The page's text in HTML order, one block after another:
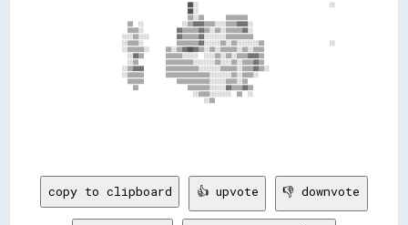
                                          ██░░                                                ░░
                                          ██░░
                                          ▒▒░░▒▒        ▒▒▒▒▒▒▒▒
                    ▒▒  ░░              ░░▒▒▓▓▓▓▒▒▒▒░░░░▒▒▒▒▓▓▓▓░░
                    ▒▒▒▒░░            ▓▓▒▒▒▒▒▒▓▓▒▒░░▒▒░░▒▒▒▒▒▒▓▓░░
                  ░░░░▒▒░░░░          ▓▓▒▒▒▒▒▒▓▓░░░░░░░░▒▒▒▒▒▒▒▒▒▒
                  ░░▒▒▒▒░░            ▒▒▒▒▒▒▒▒▓▓░░░░░░▒▒░░▒▒░░░░░░░░▒▒                        ░░
                  ░░▒▒▒▒▒▒░░      ▒▒░░▒▒▓▓██▓▓▒▒░░▒▒░░▒▒▒▒▒▒░░▒▒░░▒▒▒▒
                    ░░▓▓▒▒        ▒▒▒▒▒▒░░░░░░  ░░░░▒▒░░▒▒░░▒▒▒▒▓▓▓▓▒▒
                    ░░▒▒          ▒▒▒▒▒▒▒▒▒▒░░░░░░░░▒▒░░░░▒▒░░▒▒▒▒▓▓▒▒
                  ░░▒▒▓▓▓▓        ▒▒▒▒▒▒▒▒▒▒▒▒░░░░░░░░▒▒▒▒▒▒░░▒▒▒▒▓▓▒▒░░
                  ░░▒▒▒▒▒▒        ▒▒▒▒▒▒▒▒▒▒▒▒▒▒▒▒░░░░░░░░▒▒░░▒▒▒▒░░
                    ▒▒▒▒▒▒            ▒▒▒▒▒▒▒▒▒▒▒▒░░░░░░▒▒▒▒░░▒▒
                      ▒▒                  ▒▒▒▒▒▒▒▒░░░░░░▓▓▒▒▒▒▓▓▒▒
                                            ░░▒▒▒▒░░░░░░░░  ▒▒  ░░
                                                ░░▒▒
copy to clipboard 👍 upvote 👎 downvote